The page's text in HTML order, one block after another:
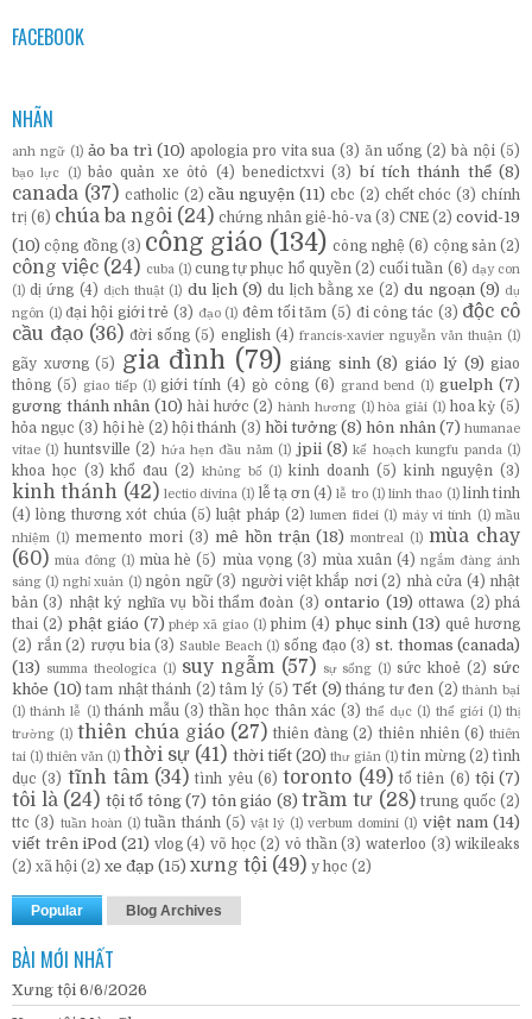
FACEBOOK
NHÃN
anh ngữ (1) ảo ba trì (10) apologia pro vita sua (3) ăn uống (2) bà nội (5)
bạo lực (1) bảo quản xe ôtô (4) benedictxvi (3) bí tích thánh thể (8)
canada (37) catholic (2) cầu nguyện (11) cbc (2) chết chóc (3) chính
trị (6) chúa ba ngôi (24) chứng nhân giê-hô-va (3) CNE (2) covid-19
(10) cộng đồng (3) công giáo (134) công nghệ (6) cộng sản (2)
công việc (24) cuba (1) cung tự phục hổ quyền (2) cuối tuần (6) dạy con
(1) dị ứng (4) dịch thuật (1) du lịch (9) du lịch bằng xe (2) du ngoạn (9) dụ
ngôn (1) đại hội giới trẻ (3) đạo (1) đêm tối tăm (5) đi công tác (3) độc cô
cầu đạo (36) đời sống (5) english (4) francis-xavier nguyễn văn thuận (1)
gãy xương (5) gia đình (79) giáng sinh (8) giáo lý (9) giao
thông (5) giao tiếp (1) giới tính (4) gò công (6) grand bend (1) guelph (7)
gương thánh nhân (10) hài hước (2) hành hương (1) hòa giải (1) hoa kỳ (5)
hỏa ngục (3) hội hè (2) hội thánh (3) hồi tưởng (8) hôn nhân (7) humanae
vitae (1) huntsville (2) hứa hẹn đầu năm (1) jpii (8) kế hoạch kungfu panda (1)
khoa học (3) khổ đau (2) khủng bố (1) kinh doanh (5) kinh nguyện (3)
kinh thánh (42) lectio divina (1) lễ tạ ơn (4) lễ tro (1) linh thao (1) linh tinh
(4) lòng thương xót chúa (5) luật pháp (2) lumen fidei (1) máy vi tính (1) mầu
nhiệm
(1) memento mori (3) mê hồn trận (18) montreal (1) mùa chay
(60) mùa đông (1) mùa hè (5) mùa vọng (3) mùa xuân (4) ngắm đàng ánh
sáng (1) nghỉ xuân (1) ngôn ngữ (3) người việt khắp nơi (2) nhà cửa (4) nhật
bản (3) nhật ký nghĩa vụ bồi thẩm đoàn (3) ontario (19) ottawa (2) phá
thai (2) phật giáo (7) phép xã giao (1) phim (4) phục sinh (13) quê hương
(2) rắn (2) rượu bia (3) Sauble Beach (1) sống đạo (3) st. thomas (canada)
(13)
summa theologica (1) suy ngẫm (57) sự sống (1) sức khoẻ (2) sức
khỏe (10) tam nhật thánh (2) tâm lý (5) Tết (9) tháng tư đen (2) thành bại
(1) thánh lễ (1) thánh mẫu (3) thần học thân xác (3) thể dục (1) thế giới (1) thị
trường (1) thiên chúa giáo (27) thiên đàng (2) thiên nhiên (6) thiên
tai (1) thiên văn (1) thời sự (41) thời tiết (20) thư giản (1) tin mừng (2) tình
dục (3) tĩnh tâm (34) tình yêu (6) toronto (49) tổ tiên (6) tội (7)
tôi là (24) tội tổ tông (7) tôn giáo (8) trầm tư (28) trung quốc (2)
ttc (3) tuần hoàn (1) tuần thánh (5) vật lý (1) verbum domini (1) việt nam (14)
viết trên iPod (21) vlog (4) võ học (2) vô thần (3) waterloo (3) wikileaks
(2) xã hội (2) xe đạp (15) xưng tội (49) y học (2)
Popular Blog Archives
BÀI MỚI NHẤT
Xưng tội 6/6/2026